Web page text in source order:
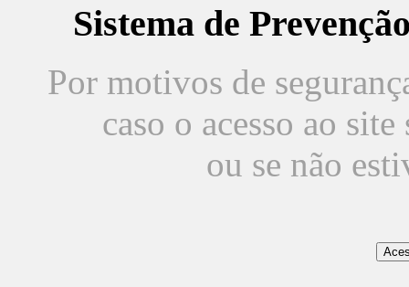
Sistema de
Por motivos de
caso o acesso ao
ou se não